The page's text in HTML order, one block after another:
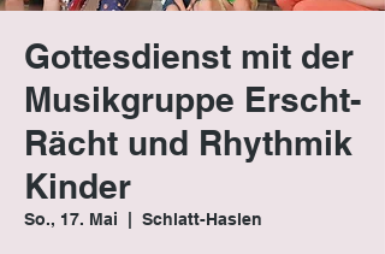
Gottesdienst mit der
Musikgruppe Erscht-
Rächt und Rhythmik
Kinder
So., 17. Mai Schlatt-Haslen